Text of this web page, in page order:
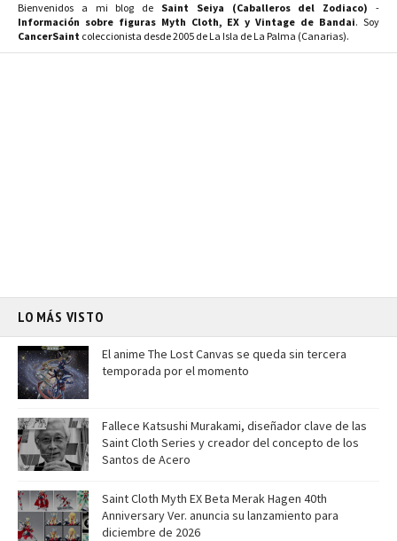
Bienvenidos a mi blog de Saint Seiya (Caballeros del Zodiaco) -
Información sobre figuras Myth Cloth, EX y Vintage de Bandai. Soy
CancerSaint coleccionista desde 2005 de La Isla de La Palma (Canarias).
LO MÁS VISTO
El anime The Lost Canvas se queda sin tercera
temporada por el momento
Fallece Katsushi Murakami, diseñador clave de las
Saint Cloth Series y creador del concepto de los
Santos de Acero
Saint Cloth Myth EX Beta Merak Hagen 40th
Anniversary Ver. anuncia su lanzamiento para
diciembre de 2026